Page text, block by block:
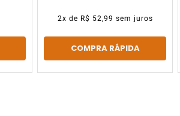
2x de R$ 52,99 sem juros
COMPRA RÁPIDA